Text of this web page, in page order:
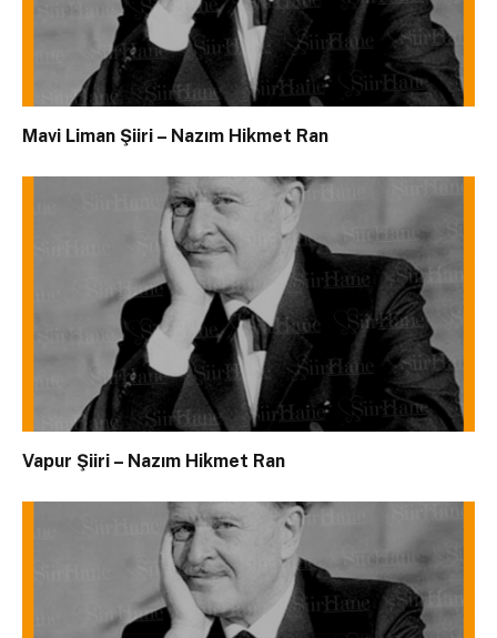
Mavi Liman Şiiri – Nazım Hikmet Ran
Vapur Şiiri – Nazım Hikmet Ran